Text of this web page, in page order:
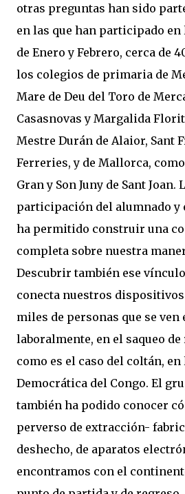
otras preguntas han sido
en las que han participado
de Enero y Febrero, cerca de
los colegios de primaria de
Mare de Deu del Toro de
Casasnovas y Margalida
Mestre Durán de Alaior, Sant
Ferreries, y de Mallorca,
Gran y Son Juny de Sant
participación del alumnado y
ha permitido construir una
completa sobre nuestra
Descubrir también ese
conecta nuestros
miles de personas que se ven
laboralmente, en el saqueo
como es el caso del coltán,
Democrática del Congo. El
también ha podido conocer
perverso de extracción-
deshecho, de aparatos
encontramos con el